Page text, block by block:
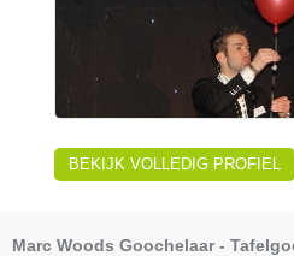
BEKIJK VOLLEDIG PROFIEL
Marc Woods Goochelaar -